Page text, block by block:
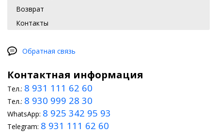
Возврат
Контакты
Обратная связь
Контактная информация
Тел.: 8 931 111 62 60
Тел.: 8 930 999 28 30
WhatsApp: 8 925 342 95 93
Telegram: 8 931 111 62 60